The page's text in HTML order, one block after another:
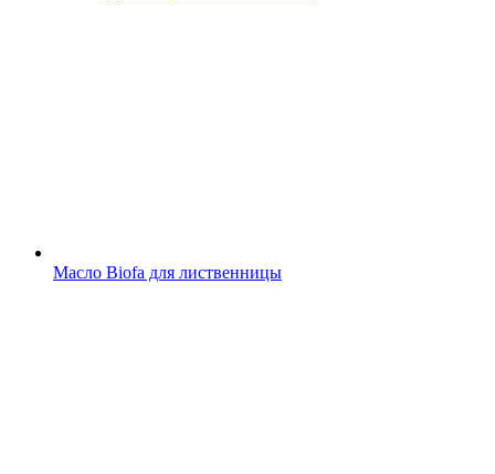
Масло Biofa для лиственницы